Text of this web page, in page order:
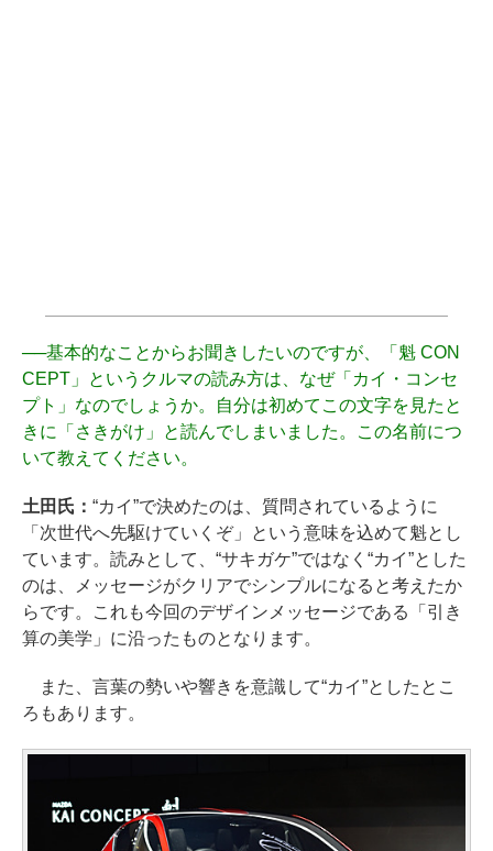
──基本的なことからお聞きしたいのですが、「魁 CON
CEPT」というクルマの読み方は、なぜ「カイ・コンセ
プト」なのでしょうか。自分は初めてこの文字を見たと
きに「さきがけ」と読んでしまいました。この名前につ
いて教えてください。
土田氏： “カイ”で決めたのは、質問されているように
「次世代へ先駆けていくぞ」という意味を込めて魁とし
ています。読みとして、“サキガケ”ではなく“カイ”とした
のは、メッセージがクリアでシンプルになると考えたか
らです。これも今回のデザインメッセージである「引き
算の美学」に沿ったものとなります。
また、言葉の勢いや響きを意識して“カイ”としたとこ
ろもあります。